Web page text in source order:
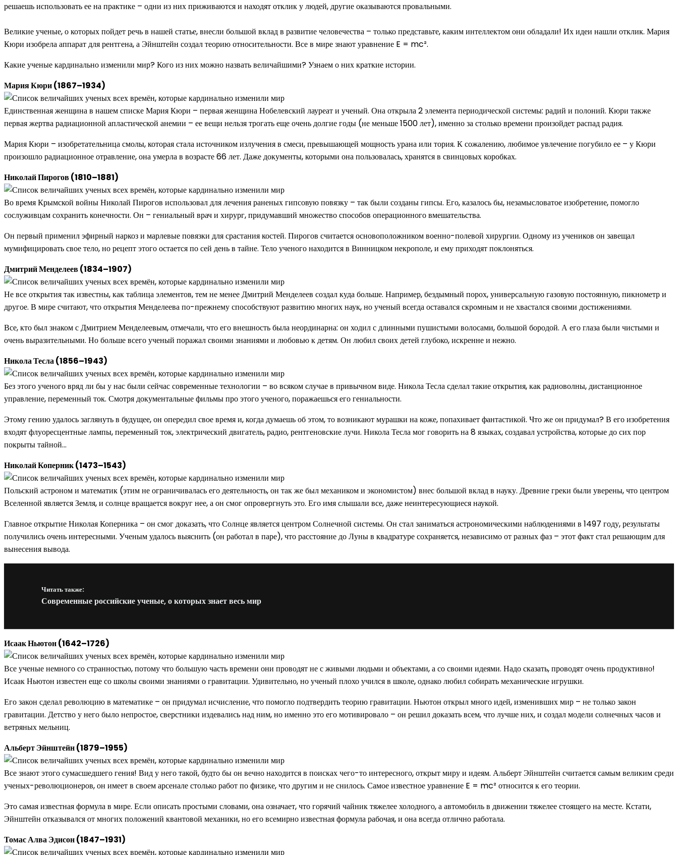
решаешь использовать ее на практике – одни из них приживаются и находят отклик у людей, другие оказываются провальными.
Великие ученые, о которых пойдет речь в нашей статье, внесли большой вклад в развитие человечества – только представьте, каким интеллектом они обладали! Их идеи нашли отклик. Мария
Кюри изобрела аппарат для рентгена, а Эйнштейн создал теорию относительности. Все в мире знают уравнение E = mc².
Какие ученые кардинально изменили мир? Кого из них можно назвать величайшими? Узнаем о них краткие истории.
Мария Кюри (1867–1934)
Единственная женщина в нашем списке Мария Кюри – первая женщина Нобелевский лауреат и ученый. Она открыла 2 элемента периодической системы: радий и полоний. Кюри также
первая жертва радиационной апластической анемии – ее вещи нельзя трогать еще очень долгие годы (не меньше 1500 лет), именно за столько времени произойдет распад радия.
Мария Кюри – изобретательница смолы, которая стала источником излучения в смеси, превышающей мощность урана или тория. К сожалению, любимое увлечение погубило ее – у Кюри
произошло радиационное отравление, она умерла в возрасте 66 лет. Даже документы, которыми она пользовалась, хранятся в свинцовых коробках.
Николай Пирогов (1810–1881)
Во время Крымской войны Николай Пирогов использовал для лечения раненых гипсовую повязку – так были созданы гипсы. Его, казалось бы, незамысловатое изобретение, помогло
сослуживцам сохранить конечности. Он – гениальный врач и хирург, придумавший множество способов операционного вмешательства.
Он первый применил эфирный наркоз и марлевые повязки для срастания костей. Пирогов считается основоположником военно-полевой хирургии. Одному из учеников он завещал
мумифицировать свое тело, но рецепт этого остается по сей день в тайне. Тело ученого находится в Винницком некрополе, и ему приходят поклоняться.
Дмитрий Менделеев (1834–1907)
Не все открытия так известны, как таблица элементов, тем не менее Дмитрий Менделеев создал куда больше. Например, бездымный порох, универсальную газовую постоянную, пикнометр и
другое. В мире считают, что открытия Менделеева по-прежнему способствуют развитию многих наук, но ученый всегда оставался скромным и не хвастался своими достижениями.
Все, кто был знаком с Дмитрием Менделеевым, отмечали, что его внешность была неординарна: он ходил с длинными пушистыми волосами, большой бородой. А его глаза были чистыми и
очень выразительными. Но больше всего ученый поражал своими знаниями и любовью к детям. Он любил своих детей глубоко, искренне и нежно.
Никола Тесла (1856–1943)
Без этого ученого вряд ли бы у нас были сейчас современные технологии – во всяком случае в привычном виде. Никола Тесла сделал такие открытия, как радиоволны, дистанционное
управление, переменный ток. Смотря документальные фильмы про этого ученого, поражаешься его гениальности.
Этому гению удалось заглянуть в будущее, он опередил свое время и, когда думаешь об этом, то возникают мурашки на коже, попахивает фантастикой. Что же он придумал? В его изобретения
входят флуоресцентные лампы, переменный ток, электрический двигатель, радио, рентгеновские лучи. Никола Тесла мог говорить на 8 языках, создавал устройства, которые до сих пор
покрыты тайной…
Николай Коперник (1473–1543)
Польский астроном и математик (этим не ограничивалась его деятельность, он так же был механиком и экономистом) внес большой вклад в науку. Древние греки были уверены, что центром
Вселенной является Земля, и солнце вращается вокруг нее, а он смог опровергнуть это. Его имя слышали все, даже неинтересующиеся наукой.
Главное открытие Николая Коперника – он смог доказать, что Солнце является центром Солнечной системы. Он стал заниматься астрономическими наблюдениями в 1497 году, результаты
получились очень интересными. Ученым удалось выяснить (он работал в паре), что расстояние до Луны в квадратуре сохраняется, независимо от разных фаз – этот факт стал решающим для
вынесения вывода.
Читать также:
Современные российские ученые, о которых знает весь мир⁠⁠
Исаак Ньютон (1642–1726)
Все ученые немного со странностью, потому что большую часть времени они проводят не с живыми людьми и объектами, а со своими идеями. Надо сказать, проводят очень продуктивно!
Исаак Ньютон известен еще со школы своими знаниями о гравитации. Удивительно, но ученый плохо учился в школе, однако любил собирать механические игрушки.
Его закон сделал революцию в математике – он придумал исчисление, что помогло подтвердить теорию гравитации. Ньютон открыл много идей, изменивших мир – не только закон
гравитации. Детство у него было непростое, сверстники издевались над ним, но именно это его мотивировало – он решил доказать всем, что лучше них, и создал модели солнечных часов и
ветряных мельниц.
Альберт Эйнштейн (1879–1955)
Все знают этого сумасшедшего гения! Вид у него такой, будто бы он вечно находится в поисках чего-то интересного, открыт миру и идеям. Альберт Эйнштейн считается самым великим среди
ученых-революционеров, он имеет в своем арсенале столько работ по физике, что другим и не снилось. Самое известное уравнение E = mc² относится к его теории.
Это самая известная формула в мире. Если описать простыми словами, она означает, что горячий чайник тяжелее холодного, а автомобиль в движении тяжелее стоящего на месте. Кстати,
Эйнштейн отказывался от многих положений квантовой механики, но его всемирно известная формула рабочая, и она всегда отлично работала.
Томас Алва Эдисон (1847–1931)